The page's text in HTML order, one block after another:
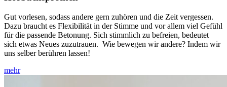
Gut vorlesen, sodass andere gern zuhören und die Zeit vergessen.
Dazu braucht es Flexibilität in der Stimme und vor allem viel Gefühl
für die passende Betonung. Sich stimmlich zu befreien, bedeutet
sich etwas Neues zuzutrauen. Wie bewegen wir andere? Indem wir
uns selber berühren lassen!
mehr